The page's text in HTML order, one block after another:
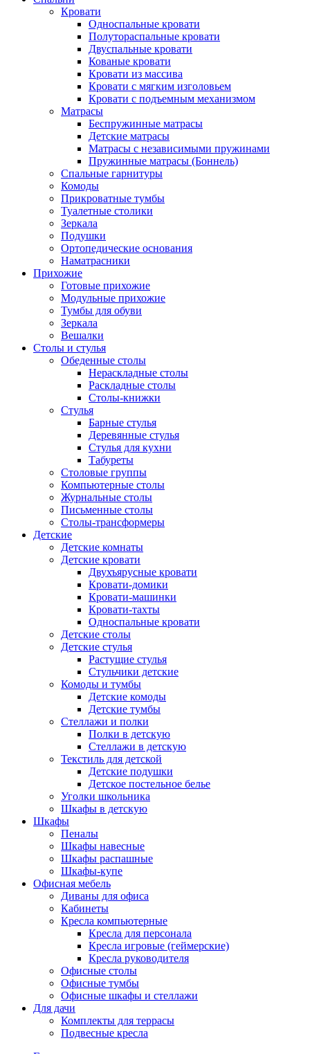
Кровати
Односпальные кровати
Полутораспальные кровати
Двуспальные кровати
Кованые кровати
Кровати из массива
Кровати с мягким изголовьем
Кровати с подъемным механизмом
Матрасы
Беспружинные матрасы
Детские матрасы
Матрасы с независимыми пружинами
Пружинные матрасы (Боннель)
Спальные гарнитуры
Комоды
Прикроватные тумбы
Туалетные столики
Зеркала
Подушки
Ортопедические основания
Наматрасники
Прихожие
Готовые прихожие
Модульные прихожие
Тумбы для обуви
Зеркала
Вешалки
Столы и стулья
Обеденные столы
Нераскладные столы
Раскладные столы
Столы-книжки
Стулья
Барные стулья
Деревянные стулья
Стулья для кухни
Табуреты
Столовые группы
Компьютерные столы
Журнальные столы
Письменные столы
Столы-трансформеры
Детские
Детские комнаты
Детские кровати
Двухъярусные кровати
Кровати-домики
Кровати-машинки
Кровати-тахты
Односпальные кровати
Детские столы
Детские стулья
Растущие стулья
Стульчики детские
Комоды и тумбы
Детские комоды
Детские тумбы
Стеллажи и полки
Полки в детскую
Стеллажи в детскую
Текстиль для детской
Детские подушки
Детское постельное белье
Уголки школьника
Шкафы в детскую
Шкафы
Пеналы
Шкафы навесные
Шкафы распашные
Шкафы-купе
Офисная мебель
Диваны для офиса
Кабинеты
Кресла компьютерные
Кресла для персонала
Кресла игровые (геймерские)
Кресла руководителя
Офисные столы
Офисные тумбы
Офисные шкафы и стеллажи
Для дачи
Комплекты для террасы
Подвесные кресла